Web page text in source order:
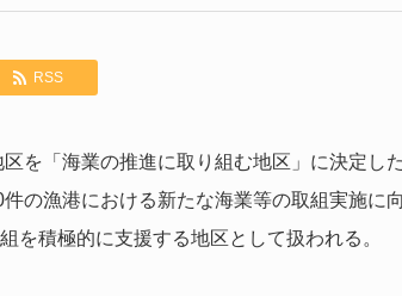
RSS
を「海業の推進に取り組む地区」に決定し
の漁港における新たな海業等の取組実施に
を積極的に支援する地区として扱われる。